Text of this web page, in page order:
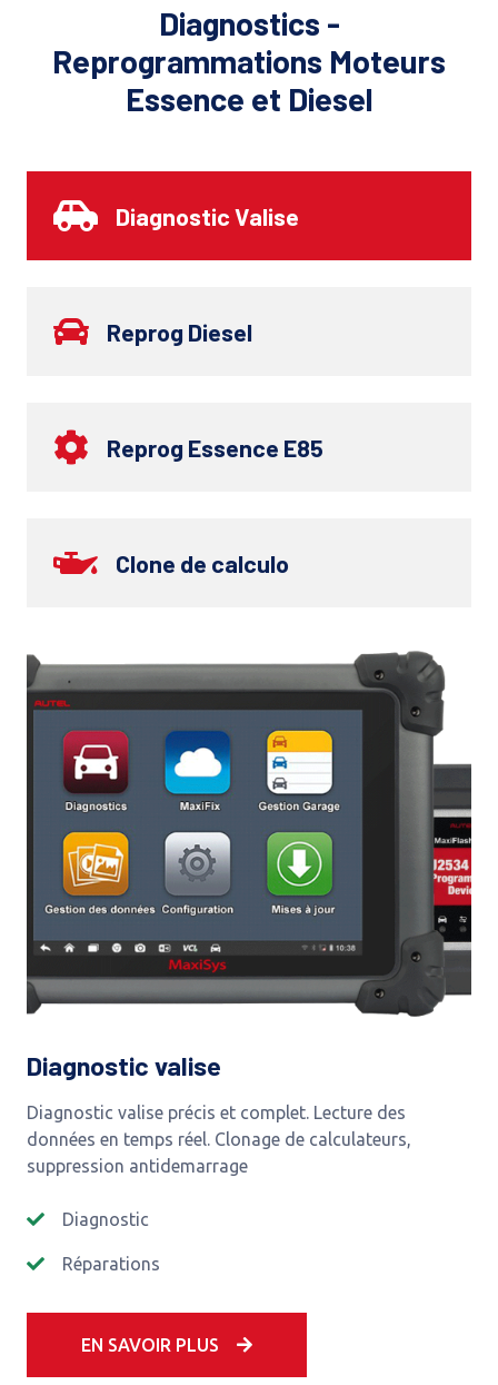
Diagnostics -
Reprogrammations Moteurs
Essence et Diesel
Diagnostic Valise
Reprog Diesel
Reprog Essence E85
Clone de calculo
Diagnostic valise
Diagnostic valise précis et complet. Lecture des
données en temps réel. Clonage de calculateurs,
suppression antidemarrage
Diagnostic
Réparations
EN SAVOIR PLUS